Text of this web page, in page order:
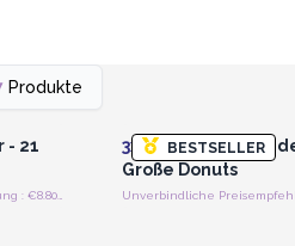
Produkte
- 21
BESTSELLER
3x Chakra-
Große Donuts